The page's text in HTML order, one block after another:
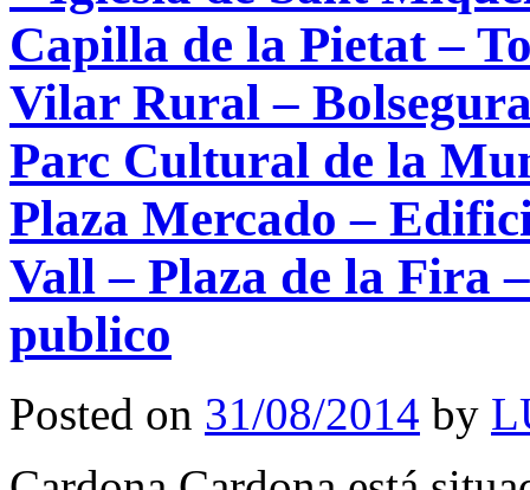
Capilla de la Pietat –
Vilar Rural –
Parc Cultural de la
Plaza Mercado –
Vall – Plaza de la Fira
publico
Posted on 31/08/2014 by